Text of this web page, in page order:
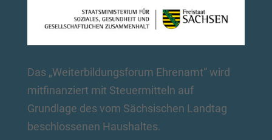
Das „Weiterbildungsforum Ehrenamt“ wird
mitfinanziert mit Steuermitteln auf
Grundlage des vom Sächsischen Landtag
beschlossenen Haushaltes.